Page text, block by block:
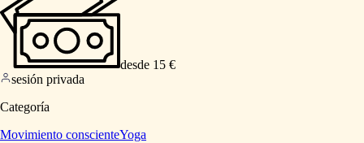
desde 15 €
sesión privada
Categoría
Movimiento conscienteYoga